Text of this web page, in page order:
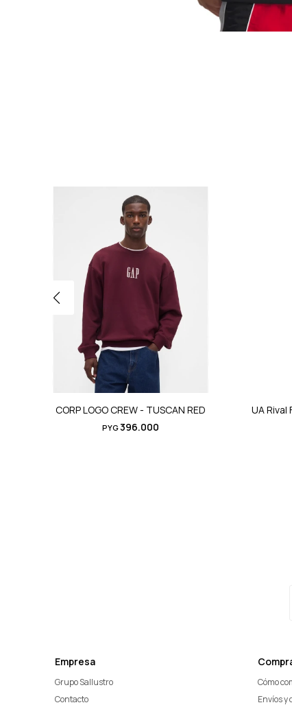
CORP LOGO CREW - TUSCAN RED
PYG396.000
UA
Empresa
Grupo Sallustro
Contacto
Cómo
Envíos y